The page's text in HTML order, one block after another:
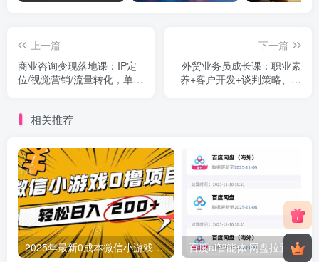
上一篇
商业咨询变现落地课：IP定
位/视觉营销/流量转化，单客
下一篇
外贸业务员成长课：职业素
养+客户开发+谈判策略、掌
相关推荐
2025年最新0成本微信小游戏撸收益小项目，轻松日入200+